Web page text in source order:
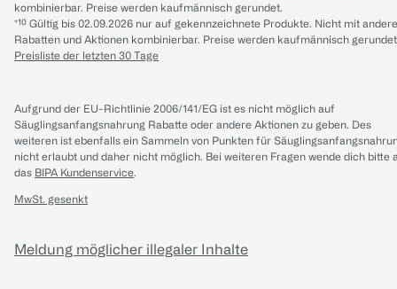
kombinierbar. Preise werden kaufmännisch gerundet.
*¹⁰ Gültig bis 02.09.2026 nur auf gekennzeichnete Produkte. Nicht mit
Rabatten und Aktionen kombinierbar. Preise werden kaufmännisch
Preisliste der letzten 30 Tage
Aufgrund der EU-Richtlinie 2006/141/EG ist es nicht möglich auf
Säuglingsanfangsnahrung Rabatte oder andere Aktionen zu geben. Des
weiteren ist ebenfalls ein Sammeln von Punkten für
nicht erlaubt und daher nicht möglich. Bei weiteren Fragen wende dich bitte
das BIPA Kundenservice.
MwSt. gesenkt
Meldung möglicher illegaler Inhalte